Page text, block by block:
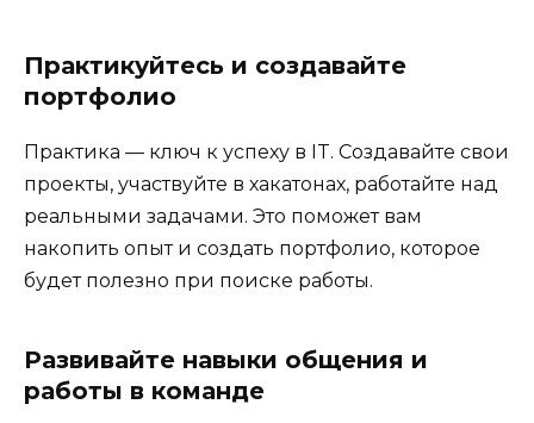
Практикуйтесь и создавайте
портфолио
Практика — ключ к успеху в IT. Создавайте свои
проекты, участвуйте в хакатонах, работайте над
реальными задачами. Это поможет вам
накопить опыт и создать портфолио, которое
будет полезно при поиске работы.
Развивайте навыки общения и
работы в команде